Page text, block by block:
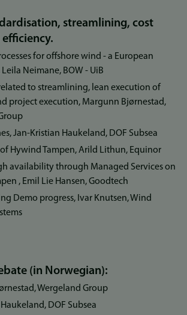
streamlining, cost
for offshore wind - a European
Neimane, BOW - UiB
to streamlining, lean execution of
project execution, Margunn Bjørnestad,
Jan-Kristian Haukeland, DOF Subsea
of Hywind Tampen, Arild Lithun, Equinor
availability through Managed Services on
, Emil Lie Hansen, Goodtech
Demo progress, Ivar Knutsen, Wind
(in Norwegian):
Wergeland Group
DOF Subsea